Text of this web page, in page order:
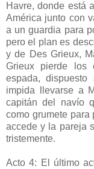
Havre, donde está
América junto con
a un guardia para
pero el plan es
y de Des Grieux,
Grieux pierde los
espada,
impida llevarse a
capitán del navío
como grumete para
accede y la pareja
tristemente.
Acto 4: El último